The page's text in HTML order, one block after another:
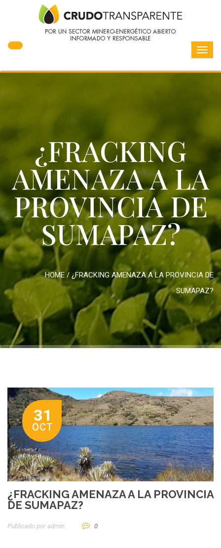
¿FRACKING
AMENAZA A LA
PROVINCIA DE
SUMAPAZ?
HOME / ¿FRACKING AMENAZA A LA PROVINCIA DE
SUMAPAZ?
31
OCT
¿FRACKING AMENAZA A LA PROVINCIA
DE SUMAPAZ?
Publicado por Admin 0